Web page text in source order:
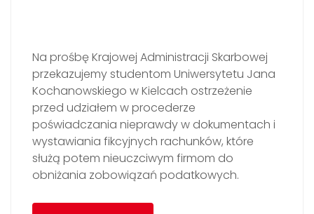
Na prośbę Krajowej Administracji Skarbowej
przekazujemy studentom Uniwersytetu Jana
Kochanowskiego w Kielcach ostrzeżenie
przed udziałem w procederze
poświadczania nieprawdy w dokumentach i
wystawiania fikcyjnych rachunków, które
służą potem nieuczciwym firmom do
obniżania zobowiązań podatkowych.